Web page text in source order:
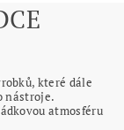
které dále
nástroje.
atmosféru